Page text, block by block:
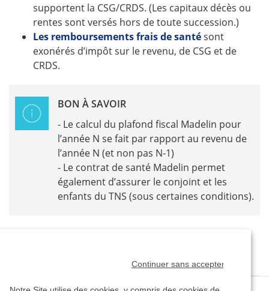
supportent la CSG/CRDS. (Les capitaux décès ou
rentes sont versés hors de toute succession.)
Les remboursements frais de santésont
exonérés d’impôt sur le revenu, de CSG et de
CRDS.
BON À SAVOIR
- Le calcul du plafond fiscal Madelin pour
l’année N se fait par rapport au revenu de
l’année N (et non pas N-1)
- Le contrat de santé Madelin permet
également d’assurer le conjoint et les
enfants du TNS (sous certaines conditions).
Continuer sans accepter